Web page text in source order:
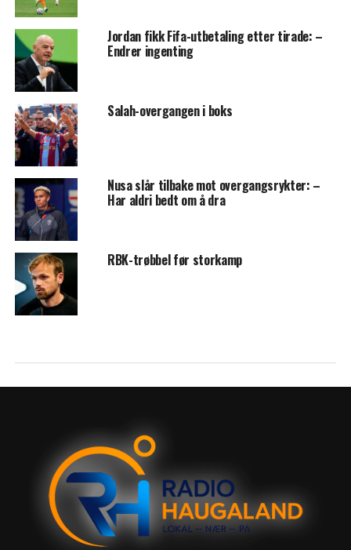
Jordan fikk Fifa-utbetaling etter tirade: –
Endrer ingenting
Salah-overgangen i boks
Nusa slår tilbake mot overgangsrykter: –
Har aldri bedt om å dra
RBK-trøbbel før storkamp